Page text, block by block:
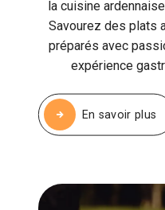
la cuisine
Savourez des plats
préparés avec
expérience
En savoir plus